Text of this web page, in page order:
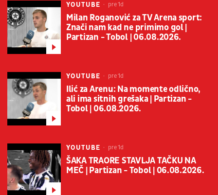
YOUTUBE pre 1d
Milan Roganović za TV Arena sport:
Znači nam kad ne primimo gol |
Partizan - Tobol | 06.08.2026.
YOUTUBE pre 1d
Ilić za Arenu: Na momente odlično,
ali ima sitnih grešaka | Partizan -
Tobol | 06.08.2026.
YOUTUBE pre 1d
ŠAKA TRAORE STAVLJA TAČKU NA
MEČ | Partizan - Tobol | 06.08.2026.